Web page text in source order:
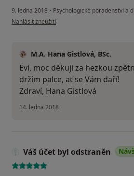
9. ledna 2018 • Psychologické poradenství a
podle názoru uživatele Váš účet byl odstraněn
Nahlásit zneužití
M.A. Hana Gistlová, BSc.
Evi, moc děkuji za hezkou
držím palce, ať se Vám daří!
Zdraví, Hana Gistlová
14. ledna 2018
Váš účet byl odstraněn